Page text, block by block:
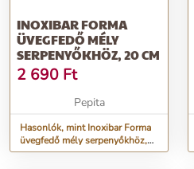
INOXIBAR FORMA
ÜVEGFEDŐ MÉLY
SERPENYŐKHÖZ, 20 CM
2 690 Ft
Pepita
Hasonlók, mint Inoxibar Forma
üvegfedő mély serpenyőkhöz,
20 cm